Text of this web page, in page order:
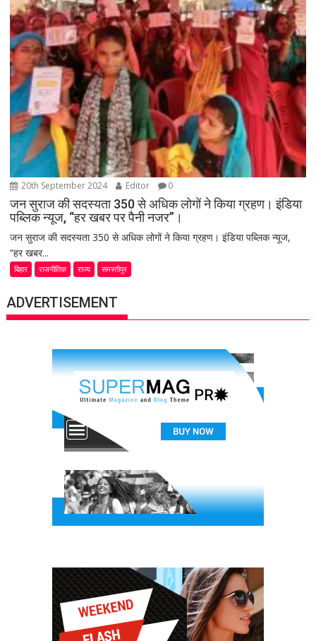
20th September 2024 Editor 0
जन सुराज की सदस्यता 350 से अधिक लोगों ने किया ग्रहण। इंडिया
पब्लिक न्यूज, “हर खबर पर पैनी नजर”।
जन सुराज की सदस्यता 350 से अधिक लोगों ने किया ग्रहण। इंडिया पब्लिक न्यूज,
“हर खबर...
बिहार राजनीतिक राज्य समस्तीपुर
ADVERTISEMENT